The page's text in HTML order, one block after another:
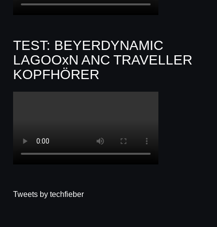
TEST: BEYERDYNAMIC
LAGOOxN ANC TRAVELLER
KOPFHÖRER
Tweets by techfieber